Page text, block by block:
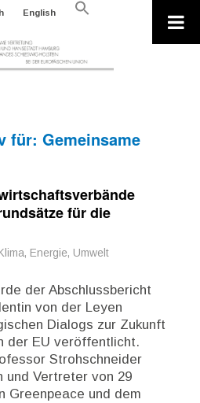
English
Search
für: Gemeinsame
für die
Klima, Energie, Umwelt
der Abschlussbericht
von der Leyen
Dialogs zur Zukunft
der EU veröffentlicht.
Strohschneider
und Vertreter von 29
Greenpeace und dem